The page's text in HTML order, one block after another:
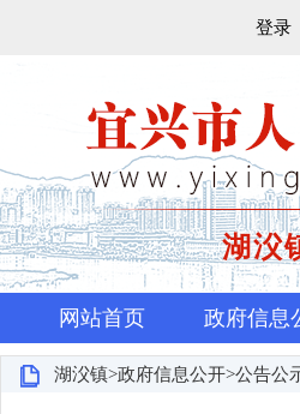
登录
湖㳇
网站首页 政府信息
湖㳇镇>政府信息公开>公告公